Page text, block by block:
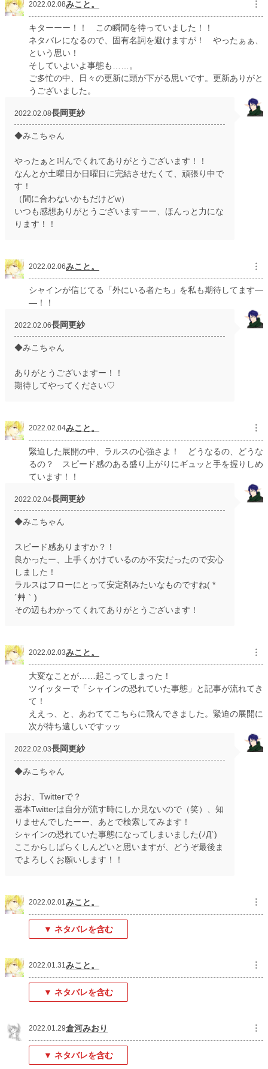
2022.02.08みこと。 ︙
キターーー！！ この瞬間を待っていました！！
ネタバレになるので、固有名詞を避けますが！ やったぁぁ、
という思い！
そしていよいよ事態も……。
ご多忙の中、日々の更新に頭が下がる思いです。更新ありがと
うございました。
2022.02.08長岡更紗
◆みこちゃん
やったぁと叫んでくれてありがとうございます！！
なんとか土曜日か日曜日に完結させたくて、頑張り中で
す！
（間に合わないかもだけどw）
いつも感想ありがとうございますーー、ほんっと力にな
ります！！
2022.02.06みこと。 ︙
シャインが信じてる「外にいる者たち」を私も期待してます―
―！！
2022.02.06長岡更紗
◆みこちゃん
ありがとうございますー！！
期待してやってください♡
2022.02.04みこと。 ︙
緊迫した展開の中、ラルスの心強さよ！ どうなるの、どうな
るの？ スピード感のある盛り上がりにギュッと手を握りしめ
ています！！
2022.02.04長岡更紗
◆みこちゃん
スピード感ありますか？！
良かったー、上手くかけているのか不安だったので安心
しました！
ラルスはフローにとって安定剤みたいなものですね( *
´艸｀)
その辺もわかってくれてありがとうございます！
2022.02.03みこと。 ︙
大変なことが……起こってしまった！
ツイッターで「シャインの恐れていた事態」と記事が流れてき
て！
ええっ、と、あわててこちらに飛んできました。緊迫の展開に
次が待ち遠しいですッッ
2022.02.03長岡更紗
◆みこちゃん
おお、Twitterで？
基本Twitterは自分が流す時にしか見ないので（笑）、知
りませんでしたーー、あとで検索してみます！
シャインの恐れていた事態になってしまいました(ﾉД`)
ここからしばらくしんどいと思いますが、どうぞ最後ま
でよろしくお願いします！！
2022.02.01みこと。 ︙
▼ ネタバレを含む
2022.01.31みこと。 ︙
▼ ネタバレを含む
2022.01.29倉河みおり ︙
▼ ネタバレを含む